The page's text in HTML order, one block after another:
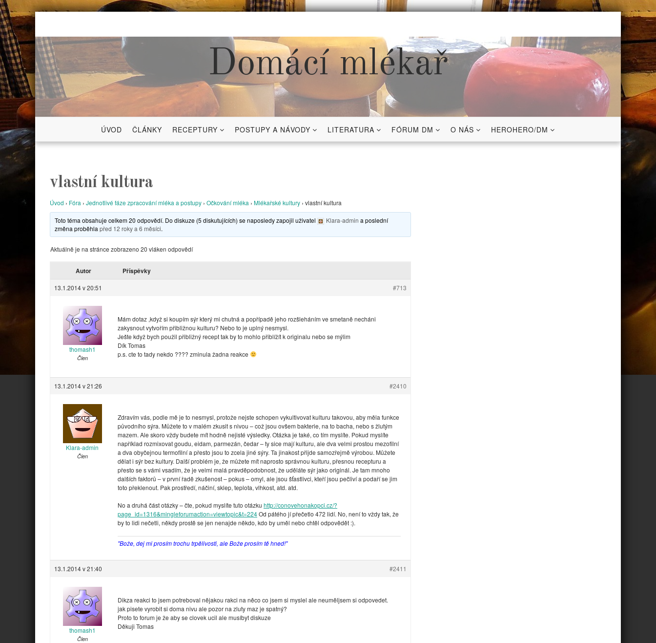
Skip
content
Domácí mlékař
ÚVOD ČLÁNKY RECEPTURY POSTUPY A NÁVODY LITERATURA FÓRUM DM O NÁS HEROHERO/DM
vlastní kultura
Úvod › Fóra › Jednotlivé fáze zpracování mléka a postupy › Očkování mléka › Mlékařské kultury › vlastní kultura
Toto téma obsahuje celkem 20 odpovědí. Do diskuze (5 diskutujících) se naposledy zapojil uživatel Klara-admin a poslední
změna proběhlapřed 12 roky a 6 měsíci.
Aktuálně je na stránce zobrazeno 20 vláken odpovědí
Autor Příspěvky
13.1.2014 v 20:51 #713
thomash1
Člen
Mám dotaz ,když si koupím sýr který mi chutná a popřípadě jeho rozšleháním ve smetaně necháni
zakysnout vytvořím přibližnou kulturu? Nebo to je uplný nesmysl.
Ješte když bych použil přibližný recept tak by to mohlo přiblížít k originalu nebo se mýlim
Dík Tomas
p.s. cte to tady nekdo ???? zminula žadna reakce
13.1.2014 v 21:26 #2410
Klara-admin
Člen
Zdravím vás, podle mě je to nesmysl, protože nejste schopen vykultivovat kulturu takovou, aby měla funkce
původního sýra. Můžete to v malém zkusit s nivou – což jsou ovšem bakterie, na to bacha, nebo s žlutým
mazem. Ale skoro vždy budete mít hodně nejisté výsledky. Otázka je také, co tím myslíte. Pokud myslíte
například rozmixovat goudu, eidam, parmezán, čedar – ty sice mají kulturu, ale dva velmi prostou mezofilní
a dva obyčejnou termofilní a přesto jsou to zcela jiné sýry. Ta jinakost přijde samozřejmě výrobou. Můžete
dělat i sýr bez kultury. Další problém je, že můžete mít naprosto správnou kulturu, přesnou recepturu a
přesto se s vámi vsadím, že je velmi malá pravděpodobnost, že uděláte sýr jako originál. Je tam mnoho
dalších faktorů – v první řadě zkušenost – pokus – omyl, ale jsou šťastlivci, kteří jsou pečliví a podaří se jim
toto překlenout. Pak prostředí, náčiní, sklep, teplota, vlhkost, atd. atd.
No a druhá část otázky – čte, pokud myslíte tuto otázku http://conovehonakopci.cz/?
page_id=1316&mingleforumaction=viewtopic&t=224Od pátého jí přečetlo 472 lidí. No, není to vždy tak, že
by to lidi nečetli, někdy prostě se jen nenajde někdo, kdo by uměl nebo chtěl odpovědět :).
"Bože, dej mi prosím trochu trpělivosti, ale Bože prosím tě hned!"
13.1.2014 v 21:40 #2411
thomash1
Člen
Dikza reakci to jsem potreboval nějakou rakci na něco co jsem si myslel ale neuměljsem si odpovedet.
jak pisete vyrobit si doma nivu ale pozor na zluty maz je spatný?
Proto to forum je že aby se clovek ucil ale musíbyt diskuze
Děkuji Tomas